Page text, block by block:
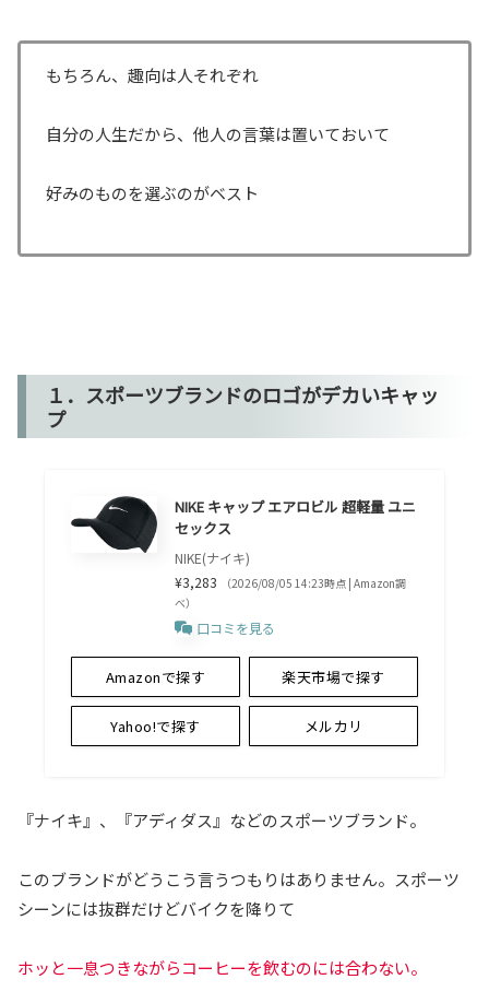
もちろん、趣向は人それぞれ
自分の人生だから、他人の言葉は置いておいて
好みのものを選ぶのがベスト
１．スポーツブランドのロゴがデカいキャッ
プ
NIKE キャップ エアロビル 超軽量 ユニ
セックス
NIKE(ナイキ)
¥3,283
（2026/08/05 14:23時点 | Amazon調
べ）
口コミを見る
Amazonで探す 楽天市場で探す
Yahoo!で探す メルカリ
『ナイキ』、『アディダス』などのスポーツブランド。
このブランドがどうこう言うつもりはありません。スポーツ
シーンには抜群だけどバイクを降りて
ホッと一息つきながらコーヒーを飲むのには合わない。